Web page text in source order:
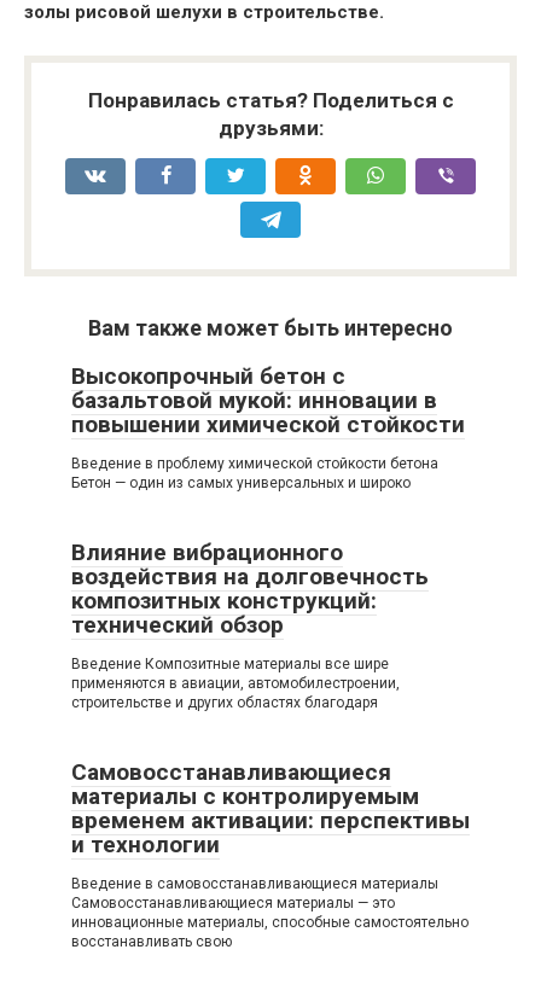
золы рисовой шелухи в строительстве.
Понравилась статья? Поделиться с
друзьями:
Вам также может быть интересно
Высокопрочный бетон с
базальтовой мукой: инновации в
повышении химической стойкости
Введение в проблему химической стойкости бетона
Бетон — один из самых универсальных и широко
Влияние вибрационного
воздействия на долговечность
композитных конструкций:
технический обзор
Введение Композитные материалы все шире
применяются в авиации, автомобилестроении,
строительстве и других областях благодаря
Самовосстанавливающиеся
материалы с контролируемым
временем активации: перспективы
и технологии
Введение в самовосстанавливающиеся материалы
Самовосстанавливающиеся материалы — это
инновационные материалы, способные самостоятельно
восстанавливать свою